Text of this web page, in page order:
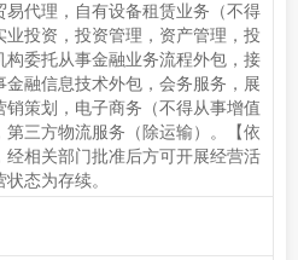
易代理，自有设备租赁业务（不得
业投资，投资管理，资产管理，投
构委托从事金融业务流程外包，接
融信息技术外包，会务服务，展
销策划，电子商务（不得从事增值
第三方物流服务（除运输）。【依
相关部门批准后方可开展经营活
态为存续。